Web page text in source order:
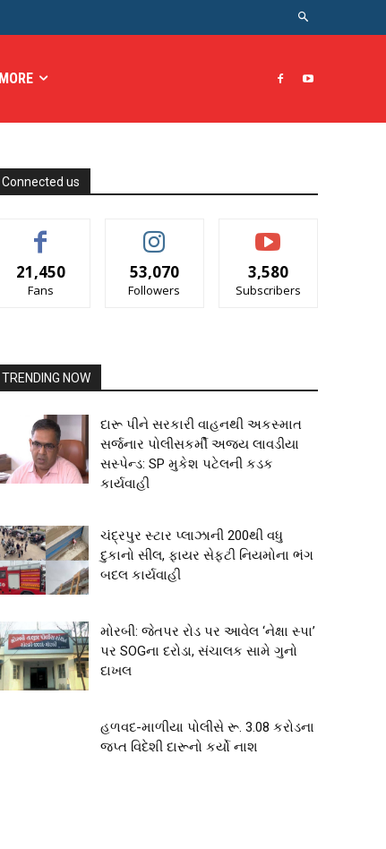
MORE
Connected us
21,450
Fans
53,070
Followers
3,580
Subscribers
TRENDING NOW
દારૂ પીને સરકારી વાહનથી અકસ્માત
સર્જનાર પોલીસકર્મી અજય લાવડીયા
સસ્પેન્ડ: SP મુકેશ પટેલની કડક
કાર્યવાહી
ચંદ્રપુર સ્ટાર પ્લાઝાની 200થી વધુ
દુકાનો સીલ, ફાયર સેફ્ટી નિયમોના ભંગ
બદલ કાર્યવાહી
મોરબી: જેતપર રોડ પર આવેલ ‘નેક્ષા સ્પા’
પર SOGના દરોડા, સંચાલક સામે ગુનો
દાખલ
હળવદ-માળીયા પોલીસે રૂ. 3.08 કરોડના
જપ્ત વિદેશી દારૂનો કર્યો નાશ